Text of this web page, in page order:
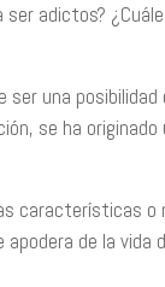
adictos?
ser una
se ha
características
de la